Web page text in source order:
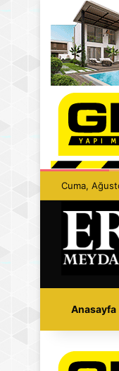
Cuma,
Anasayfa